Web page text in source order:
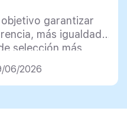
garantizar
más igualdad
selección más
06/2026